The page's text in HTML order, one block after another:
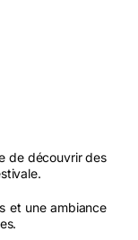
de découvrir des
et une ambiance